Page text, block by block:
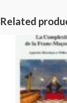
Related